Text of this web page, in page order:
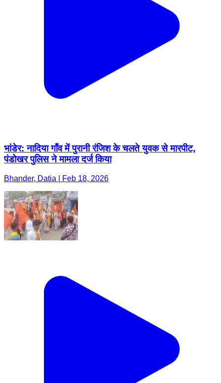
भांडेर: नादिया गाँव में पुरानी रंजिश के चलते युवक से मारपीट,
पंडोखर पुलिस ने मामला दर्ज किया
Bhander, Datia | Feb 18, 2026